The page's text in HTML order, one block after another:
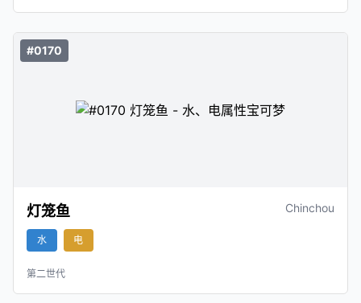
#0170
灯笼鱼 Chinchou
水 电
第二世代